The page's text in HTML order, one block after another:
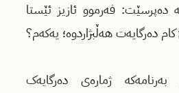
دەپرسێت: فەرموو ئازیز ئێستا
دەرگایەت هەڵبژاردوە؛ یەکەم؟
ژمارەی دەرگایەک